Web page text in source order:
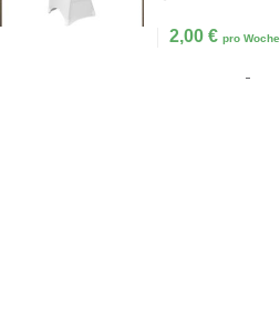
2,00 € pro Woche